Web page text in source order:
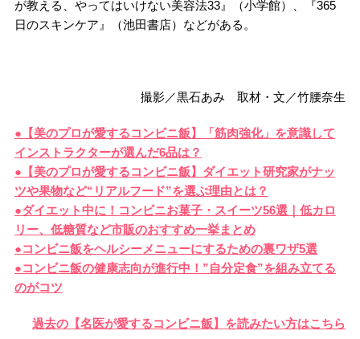
が教える、やってはいけない美容法33』（小学館）、『365
日のスキンケア』（池田書店）などがある。
撮影／黒石あみ 取材・文／竹腰奈生
●【美のプロが愛するコンビニ飯】「筋肉強化」を意識して
インストラクターが選んだ6品は？
●【美のプロが愛するコンビニ飯】ダイエット研究家がナッ
ツや果物など“リアルフード”を選ぶ理由とは？
●ダイエット中に！コンビニお菓子・スイーツ56選｜低カロ
リー、低糖質など市販のおすすめ一挙まとめ
●コンビニ飯をヘルシーメニューにするための裏ワザ5選
●コンビニ飯の健康志向が進行中！”自分定食”を組み立てる
のがコツ
過去の【名医が愛するコンビニ飯】を読みたい方はこちら